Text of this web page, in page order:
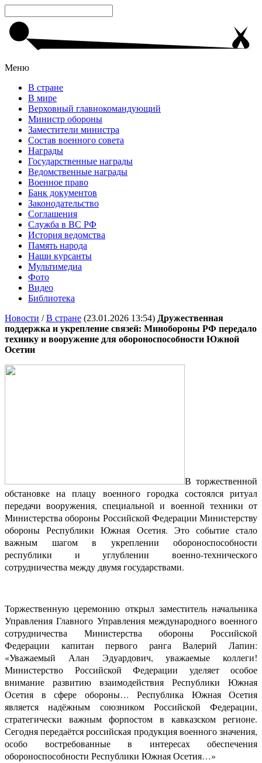
Меню
В стране
В мире
Верховный главнокомандующий
Министр обороны
Заместители министра
Состав военного совета
Награды
Государственные награды
Ведомственные награды
Военное право
Банк документов
Законодательство
Соглашения
Служба в ВС РФ
История ведомства
Память народа
Наши курсанты
Мультимедиа
Фото
Видео
Библиотека
Новости /В стране (23.01.2026 13:54) Дружественная
поддержка и укрепление связей: Минобороны РФ передало
технику и вооружение для обороноспособности Южной
Осетии
В торжественной
обстановке на плацу военного городка состоялся ритуал
передачи вооружения, специальной и военной техники от
Министерства обороны Российской Федерации Министерству
обороны Республики Южная Осетия. Это событие стало
важным шагом в укреплении обороноспособности
республики и углублении военно-технического
сотрудничества между двумя государствами.
Торжественную церемонию открыл заместитель начальника
Управления Главного Управления международного военного
сотрудничества Министерства обороны Российской
Федерации капитан первого ранга Валерий Лапин:
«Уважаемый Алан Эдуардович, уважаемые коллеги!
Министерство Российской Федерации уделяет особое
внимание развитию взаимодействия Республики Южная
Осетия в сфере обороны… Республика Южная Осетия
является надёжным союзником Российской Федерации,
стратегически важным форпостом в кавказском регионе.
Сегодня передаётся российская продукция военного значения,
особо востребованные в интересах обеспечения
обороноспособности Республики Южная Осетия…»